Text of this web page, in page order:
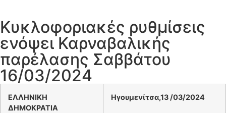
Κυκλοφοριακές ρυθμίσεις
ενόψει Καρναβαλικής
παρέλασης Σαββάτου
16/03/2024
ΕΛΛΗΝΙΚΗ
ΔΗΜΟΚΡΑΤΙΑ
Ηγουμενίτσα,13 /03/2024